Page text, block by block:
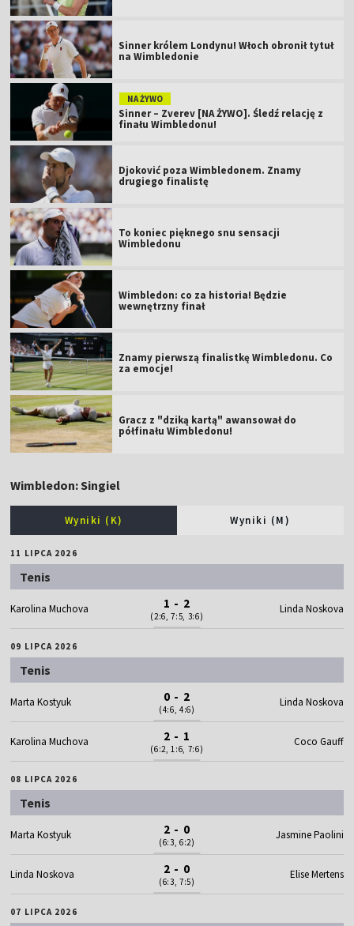
Sinner królem Londynu! Włoch obronił tytuł
na Wimbledonie
NA ŻYWO
Sinner – Zverev [NA ŻYWO]. Śledź relację z
finału Wimbledonu!
Djoković poza Wimbledonem. Znamy
drugiego finalistę
To koniec pięknego snu sensacji
Wimbledonu
Wimbledon: co za historia! Będzie
wewnętrzny finał
Znamy pierwszą finalistkę Wimbledonu. Co
za emocje!
Gracz z "dziką kartą" awansował do
półfinału Wimbledonu!
Wimbledon: Singiel
Wyniki (K) Wyniki (M)
11 LIPCA 2026
Tenis
Karolina Muchova 1 - 2
(2:6, 7:5, 3:6)
Linda Noskova
09 LIPCA 2026
Tenis
Marta Kostyuk 0 - 2
(4:6, 4:6)
Linda Noskova
Karolina Muchova 2 - 1
(6:2, 1:6, 7:6)
Coco Gauff
08 LIPCA 2026
Tenis
Marta Kostyuk 2 - 0
(6:3, 6:2)
Jasmine Paolini
Linda Noskova 2 - 0
(6:3, 7:5)
Elise Mertens
07 LIPCA 2026